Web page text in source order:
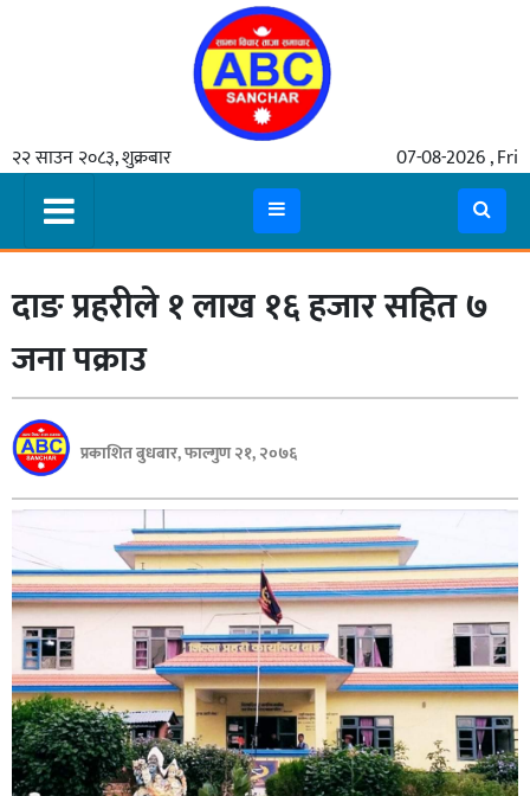
२२ साउन २०८३, शुक्रबार 07-08-2026 , Fri
समाचार
मुख्य
समाचार
कुटनीती
अर्थ
रसरङ्ग
यौन/
स्वास्थ्य
बिशेष
भिडियो
पत्रपत्रिका
खेलकुद
बिश्व
दाङ प्रहरीले १ लाख १६ हजार सहित ७
जना पक्राउ
प्रकाशित बुधबार, फाल्गुण २१, २०७६